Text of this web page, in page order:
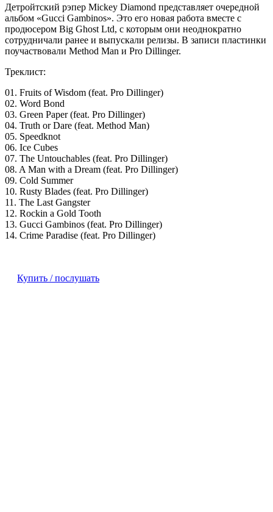
Детройтский рэпер Mickey Diamond представляет очередной
альбом «Gucci Gambinos». Это его новая работа вместе с
продюсером Big Ghost Ltd, с которым они неоднократно
сотрудничали ранее и выпускали релизы. В записи пластинки
поучаствовали Method Man и Pro Dillinger.
Треклист:
01. Fruits of Wisdom (feat. Pro Dillinger)
02. Word Bond
03. Green Paper (feat. Pro Dillinger)
04. Truth or Dare (feat. Method Man)
05. Speedknot
06. Ice Cubes
07. The Untouchables (feat. Pro Dillinger)
08. A Man with a Dream (feat. Pro Dillinger)
09. Cold Summer
10. Rusty Blades (feat. Pro Dillinger)
11. The Last Gangster
12. Rockin a Gold Tooth
13. Gucci Gambinos (feat. Pro Dillinger)
14. Crime Paradise (feat. Pro Dillinger)
Купить / послушать